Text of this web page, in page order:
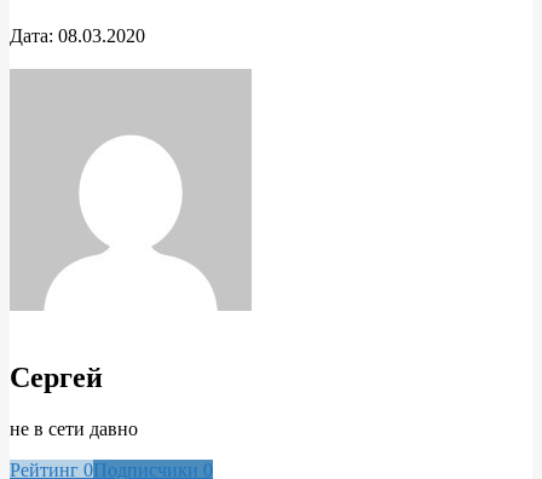
Дата: 08.03.2020
Сергей
не в сети давно
Рейтинг 0Подписчики 0